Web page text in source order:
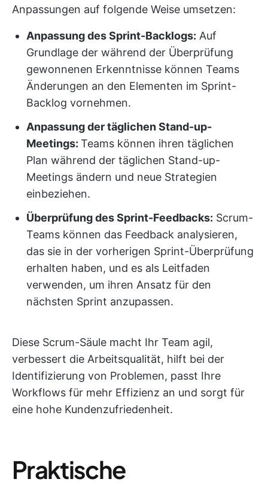
Anpassungen auf folgende Weise umsetzen:
Anpassung des Sprint-Backlogs: Auf
Grundlage der während der Überprüfung
gewonnenen Erkenntnisse können Teams
Änderungen an den Elementen im Sprint-
Backlog vornehmen.
Anpassung der täglichen Stand-up-
Meetings: Teams können ihren täglichen
Plan während der täglichen Stand-up-
Meetings ändern und neue Strategien
einbeziehen.
Überprüfung des Sprint-Feedbacks: Scrum-
Teams können das Feedback analysieren,
das sie in der vorherigen Sprint-Überprüfung
erhalten haben, und es als Leitfaden
verwenden, um ihren Ansatz für den
nächsten Sprint anzupassen.
Diese Scrum-Säule macht Ihr Team agil,
verbessert die Arbeitsqualität, hilft bei der
Identifizierung von Problemen, passt Ihre
Workflows für mehr Effizienz an und sorgt für
eine hohe Kundenzufriedenheit.
Praktische